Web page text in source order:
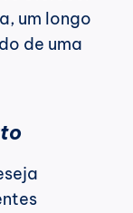
um longo
de uma